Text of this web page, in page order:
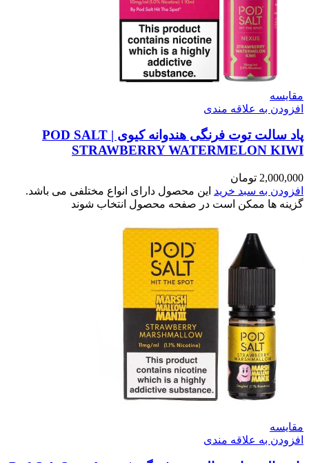
به علاقه مندی
پاد سالت توت فرنگی هندوانه کیوی | POD SALT
STRAWBERRY WATERMELON
تومان
به سبد خرید این محصول دارای انواع مختلفی می باشد.
ها ممکن است در صفحه محصول انتخاب شوند
به علاقه مندی